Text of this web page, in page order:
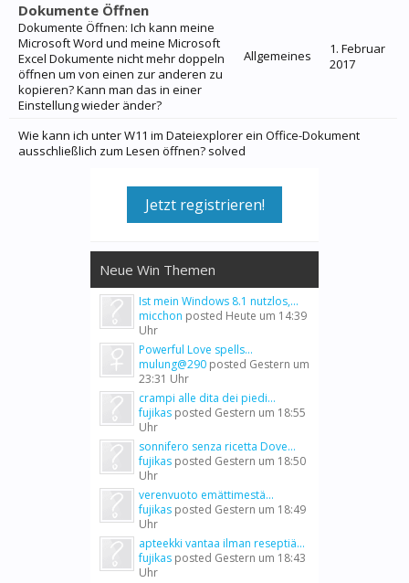
Dokumente Öffnen
Dokumente Öffnen: Ich kann meine
Microsoft Word und meine Microsoft
Excel Dokumente nicht mehr doppeln
öffnen um von einen zur anderen zu
kopieren? Kann man das in einer
Einstellung wieder änder?
Allgemeines
1. Februar
2017
Wie kann ich unter W11 im Dateiexplorer ein Office-Dokument
ausschließlich zum Lesen öffnen? solved
Jetzt registrieren!
Neue Win Themen
Ist mein Windows 8.1 nutzlos,...
micchon posted Heute um 14:39
Uhr
Powerful Love spells...
mulung@290 posted Gestern um
23:31 Uhr
crampi alle dita dei piedi...
fujikas posted Gestern um 18:55
Uhr
sonnifero senza ricetta Dove...
fujikas posted Gestern um 18:50
Uhr
verenvuoto emättimestä...
fujikas posted Gestern um 18:49
Uhr
apteekki vantaa ilman reseptiä...
fujikas posted Gestern um 18:43
Uhr